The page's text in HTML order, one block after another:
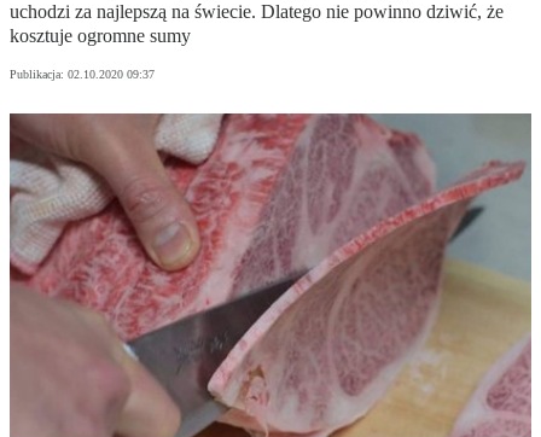
uchodzi za najlepszą na świecie. Dlatego nie powinno dziwić, że
kosztuje ogromne sumy
Publikacja: 02.10.2020 09:37